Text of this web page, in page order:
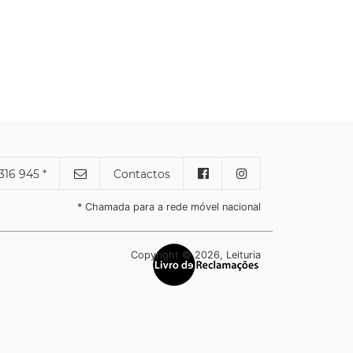
945 * Contactos
* Chamada para a rede móvel nacional
Copyright © 2026, Leituria